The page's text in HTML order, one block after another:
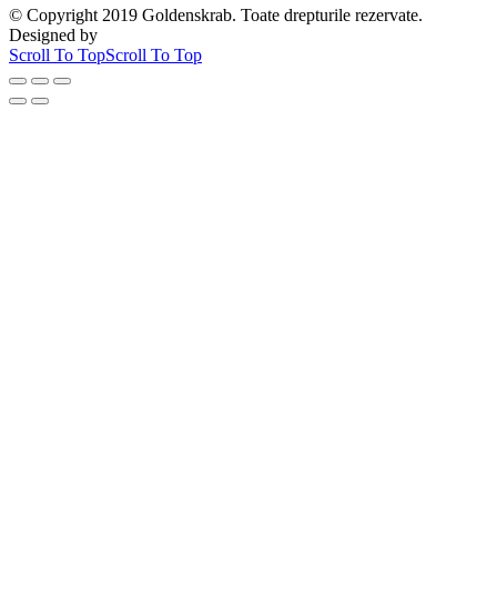
© Copyright 2019 Goldenskrab. Toate drepturile rezervate.
Designed by
Scroll To TopScroll To Top